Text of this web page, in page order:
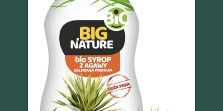
Szybki podgląd